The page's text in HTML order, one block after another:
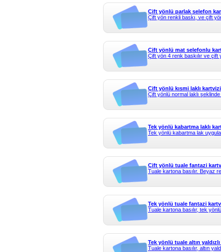
Çift yönlü parlak selefon
Çift yön renkli baskı, ve çift
Çift yönlü mat selefonlu
Çift yön 4 renk baskılır ve çift
Çift yönlü kısmi laklı
Çift yönlü normal laklı şeklinde
Tek yönlü kabartma laklı
Tek yönlü kabartma lak
Çift yönlü tuale fantazi
Tuale kartona basılır. Beyaz
Tek yönlü tuale fantazi
Tuale kartona basılır, tek
Tek yönlü tuale altın
Tuale kartona basılır, altın